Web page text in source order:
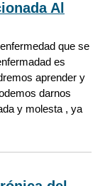
Al
que se
es
aprender y
darnos
y molesta , ya